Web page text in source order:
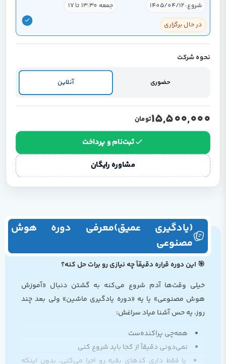
شروع: 1405/04/12
جمعه 13:30 تا 17
در حال برگزاری
نحوه شرکت
حضوری آنلاین
15,500,000تومان
ثبت‌نام و پرداخت
مشاوره رایگان
(یادگیری عمیق)معرفی دوره هوش
مصنوعی
🎯 این دوره قراره دقیقاً چه نیازی رو برات حل کنه؟
خیلی وقت‌ها آدم شروع می‌کنه به گشتن دنبال «آموزش
هوش مصنوعی» یا یه «دوره یادگیری ماشین» ولی بعد چند
روز، یه حس آشنا میاد سراغش:
همه‌چی پراکنده‌ست
نمی‌دونی دقیقاً از کجا باید شروع کنی
یا فقط داری کدهای بقیه رو اجرا می‌کنی، بدون اینکه